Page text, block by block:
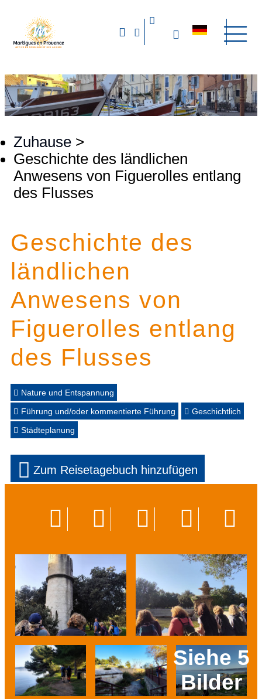
Zuhause >
Geschichte des ländlichen
Anwesens von Figuerolles entlang
des Flusses
Geschichte des
ländlichen
Anwesens von
Figuerolles entlang
des Flusses
Nature und Entspannung
Führung und/oder kommentierte Führung
Geschichtlich
Städteplanung
Zum Reisetagebuch hinzufügen
Siehe 5
Bilder